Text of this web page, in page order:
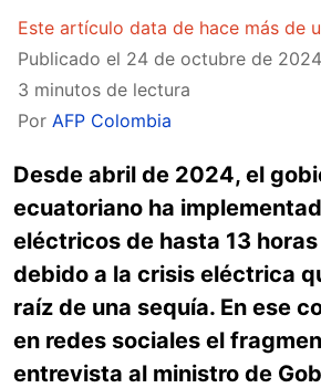
Este artículo data de hace más de
Publicado el 24 de octubre de
3 minutos de lectura
Por AFP Colombia
Desde abril de 2024, el
ecuatoriano ha
eléctricos de hasta 13
debido a la crisis eléctrica
raíz de una sequía. En ese
en redes sociales el
entrevista al ministro de